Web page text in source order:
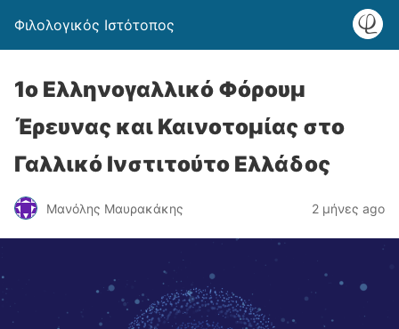
Φιλολογικός Ιστότοπος
1ο Ελληνογαλλικό Φόρουμ
Έρευνας και Καινοτομίας στο
Γαλλικό Ινστιτούτο Ελλάδος
Μανόλης Μαυρακάκης 2 μήνες ago